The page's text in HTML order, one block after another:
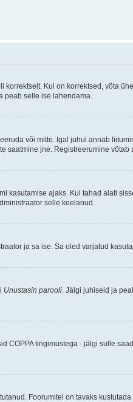
Kui on korrektsed, võta
peab selle ise lahendama.
või mitte. Igal juhul annab
saatmine jne. Registreerumine võtab
kasutamise ajaks. Kui tahad alati
selle keelanud.
ja sa ise. Sa oled varjatud
Unustasin parooli. Jälgi juhiseid ja
COPPA tingimustega - jälgi sulle
Foorumitel on tavaks